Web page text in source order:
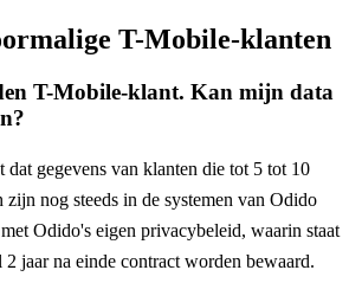
T-Mobile-klanten
T-Mobile-klant. Kan mijn data
gegevens van klanten die tot 5 tot 10
zijn nog steeds in de systemen van Odido
Odido's eigen privacybeleid, waarin staat
2 jaar na einde contract worden bewaard.